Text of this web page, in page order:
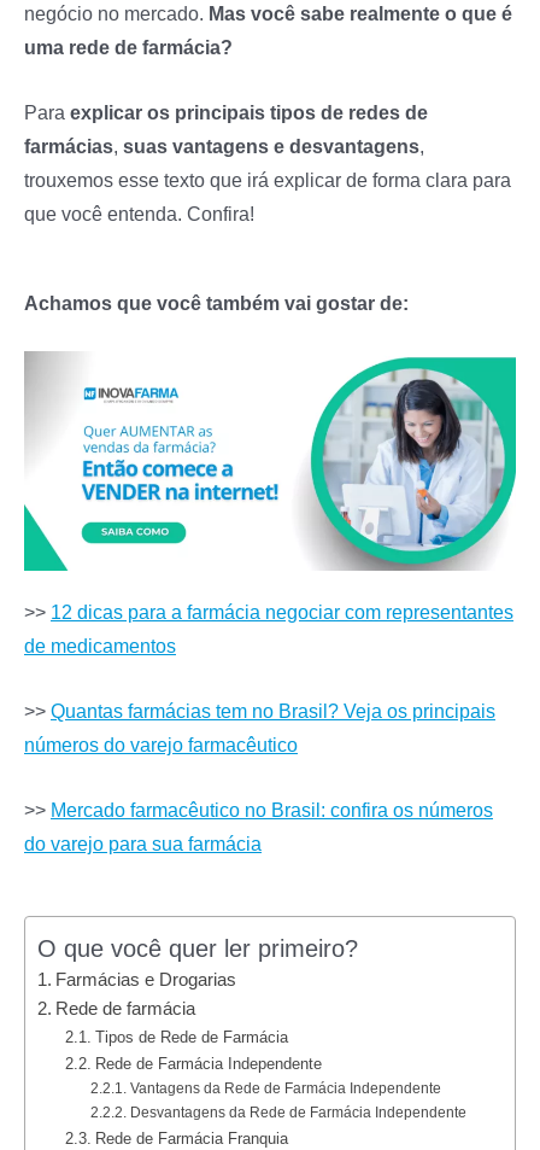
negócio no mercado. Mas você sabe realmente o que é
uma rede de farmácia?
Para explicar os principais tipos de redes de
farmácias, suas vantagens e desvantagens,
trouxemos esse texto que irá explicar de forma clara para
que você entenda. Confira!
Achamos que você também vai gostar de:
>> 12 dicas para a farmácia negociar com representantes
de medicamentos
>> Quantas farmácias tem no Brasil? Veja os principais
números do varejo farmacêutico
>> Mercado farmacêutico no Brasil: confira os números
do varejo para sua farmácia
O que você quer ler primeiro?
Farmácias e Drogarias
Rede de farmácia
Tipos de Rede de Farmácia
Rede de Farmácia Independente
Vantagens da Rede de Farmácia Independente
Desvantagens da Rede de Farmácia Independente
Rede de Farmácia Franquia